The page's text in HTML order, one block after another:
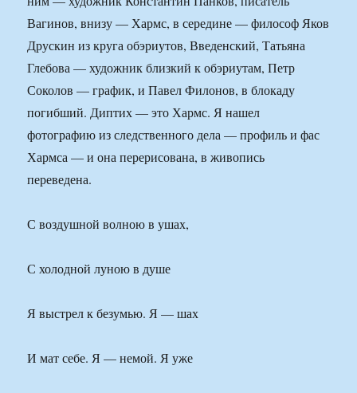
Вагинов, внизу — Хармс, в середине — философ Яков
Друскин из круга обэриутов, Введенский, Татьяна
Глебова — художник близкий к обэриутам, Петр
Соколов — график, и Павел Филонов, в блокаду
погибший. Диптих — это Хармс. Я нашел
фотографию из следственного дела — профиль и фас
Хармса — и она перерисована, в живопись
переведена.
С воздушной волною в ушах,
С холодной луною в душе
Я выстрел к безумью. Я — шах
И мат себе. Я — немой. Я уже